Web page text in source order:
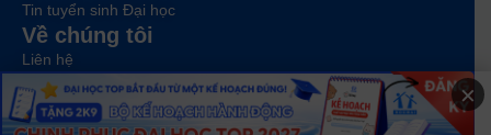
Tin tuyển sinh Đại học
Về chúng tôi
Liên hệ
Điều khoản dịch vụ
Chính sách bảo mật
×